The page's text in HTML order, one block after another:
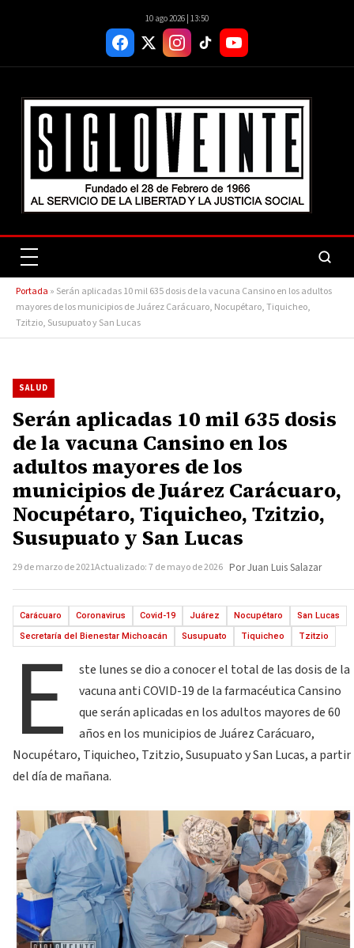
10 ago 2026 | 13:50
Portada » Serán aplicadas 10 mil 635 dosis de la vacuna Cansino en los adultos
mayores de los municipios de Juárez Carácuaro, Nocupétaro, Tiquicheo,
Tzitzio, Susupuato y San Lucas
SALUD
Serán aplicadas 10 mil 635 dosis
de la vacuna Cansino en los
adultos mayores de los
municipios de Juárez Carácuaro,
Nocupétaro, Tiquicheo, Tzitzio,
Susupuato y San Lucas
29 de marzo de 2021Actualizado: 7 de mayo de 2026 Por Juan Luis Salazar
Carácuaro Coronavirus Covid-19 Juárez Nocupétaro
San Lucas
Secretaría del Bienestar Michoacán
Susupuato Tiquicheo Tzitzio
E
ste lunes se dio a conocer el total de las dosis de la
vacuna anti COVID-19 de la farmacéutica Cansino
que serán aplicadas en los adultos mayores de 60
años en los municipios de Juárez Carácuaro,
Nocupétaro, Tiquicheo, Tzitzio, Susupuato y San Lucas, a partir
del día de mañana.